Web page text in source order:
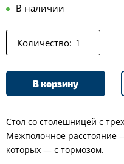
В наличии
Количество:
В корзину
Стол со столешницей с
Межполочное расстояние
которых — с тормозом.